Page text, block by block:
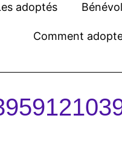
adoptés
Comment